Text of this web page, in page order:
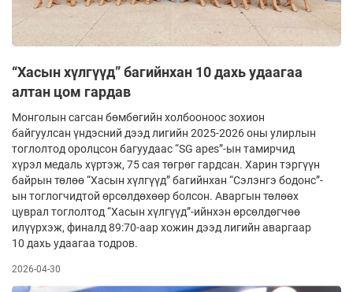
“Хасын хүлгүүд” багийнхан 10 дахь удаагаа
алтан цом гардав
Монголын сагсан бөмбөгийн холбооноос зохион
байгуулсан үндэсний дээд лигийн 2025-2026 оны улирлын
тоглолтод оролцсон багуудаас “SG apes”-ын тамирчид
хүрэл медаль хүртэж, 75 сая төгрөг гардсан. Харин тэргүүн
байрын төлөө “Хасын хүлгүүд” багийнхан “Сэлэнгэ бодонс”-
ын тоглогчидтой өрсөлдөхөөр болсон. Аваргын төлөөх
цуврал тоглолтод “Хасын хүлгүүд”-ийнхэн өрсөлдөгчөө
илүүрхэж, финалд 89:70-аар хожин дээд лигийн аваргаар
10 дахь удаагаа тодров.
2026-04-30